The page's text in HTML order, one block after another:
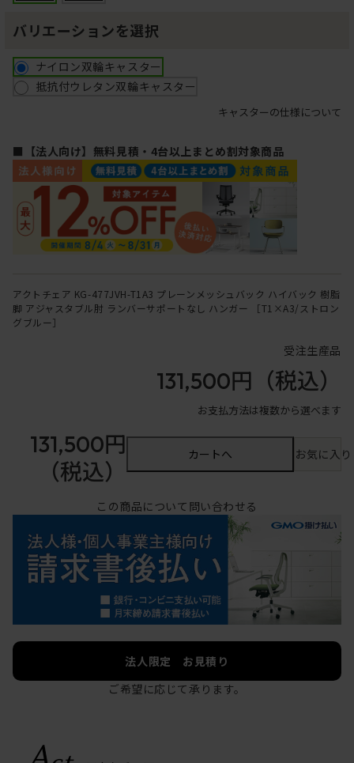
バリエーションを選択
ナイロン双輪キャスター
抵抗付ウレタン双輪キャスター
キャスターの仕様について
■【法人向け】無料見積・4台以上まとめ割対象商品
アクトチェア KG-477JVH-T1A3 プレーンメッシュバック ハイバック 樹脂
脚 アジャスタブル肘 ランバーサポートなし ハンガー ［T1×A3/ストロン
グブルー］
受注生産品
131,500円 （税込）
お支払方法は複数から選べます
131,500円
（税込）
カートへ お気に入
この商品について問い合わせる
法人限定 お見積り
ご希望に応じて承ります。